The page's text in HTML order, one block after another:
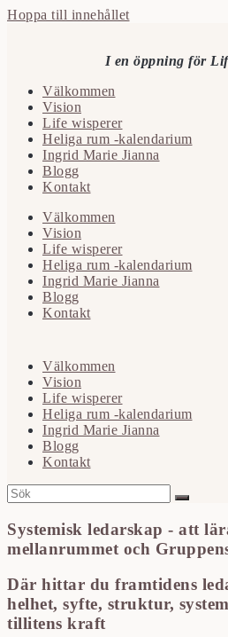
Hoppa till innehållet
I en öppning för
Välkommen
Vision
Life wisperer
Heliga rum -kalendarium
Ingrid Marie Jianna
Blogg
Kontakt
Välkommen
Vision
Life wisperer
Heliga rum -kalendarium
Ingrid Marie Jianna
Blogg
Kontakt
Välkommen
Vision
Life wisperer
Heliga rum -kalendarium
Ingrid Marie Jianna
Blogg
Kontakt
Systemisk ledarskap - att
mellanrummet och
Där hittar du framtidens
helhet, syfte, struktur,
tillitens kraft